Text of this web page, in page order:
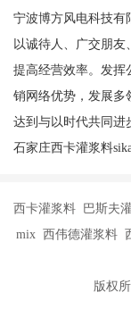
宁波博方风电科技有
以诚待人、广交朋友
提高经营效率。发挥
销网络优势，发展多
达到与以时代共同进
石家庄西卡灌浆料
西卡灌浆料 巴斯夫
mix 西伟德灌浆料
版权